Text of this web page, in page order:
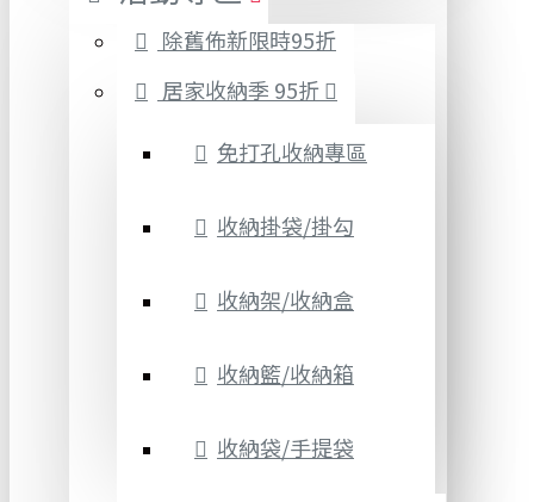
除舊佈新限時95折
居家收納季 95折
免打孔收納專區
收納掛袋/掛勾
收納架/收納盒
收納籃/收納箱
收納袋/手提袋